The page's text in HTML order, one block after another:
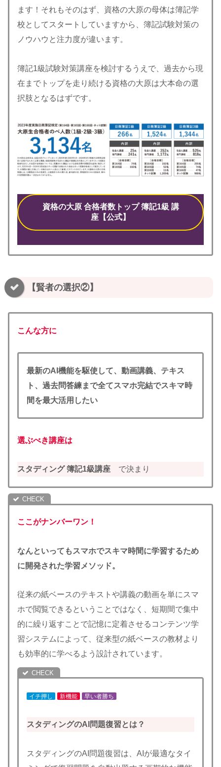
ます！それもそのはず、資格の大原の母体は簿記学
校としてスタートしていますから、簿記試験対策の
ノウハウと注力度が違います。
簿記1級試験対策講座を検討するうえで、過去から現
在までトップを走り続ける資格の大原は大本命の選
択肢となるはずです。
資格の大原 合格者数トップ 簿記1級 講
座【公式】
【賢者の選択②】
こんな方に
最新のAI機能を駆使して、 動画講義、テキス
ト、過去問答練まで全てスマホ完結でスキマ時
間を最大活用したい
選ぶべき講座は
スタディング 簿記1級講座 で決まり
ここがナンバーワン！
なんといってもスマホでスキマ時間に学習するため
に開発された学習メソッド。
従来の紙ベースのテキストや講義の動画を単にスマ
ホで閲覧できるということではなく、短期間で集中
的に繰り返すことで記憶に定着させるコンテンツ学
習システムによって、従来型の紙ベースの教材より
も効率的に学べるよう設計されています。
イチ押し 新機能 早い者勝ち
スタディングのAI問題復習とは？
スタディングのAI問題復習は、AIが最適なタイ